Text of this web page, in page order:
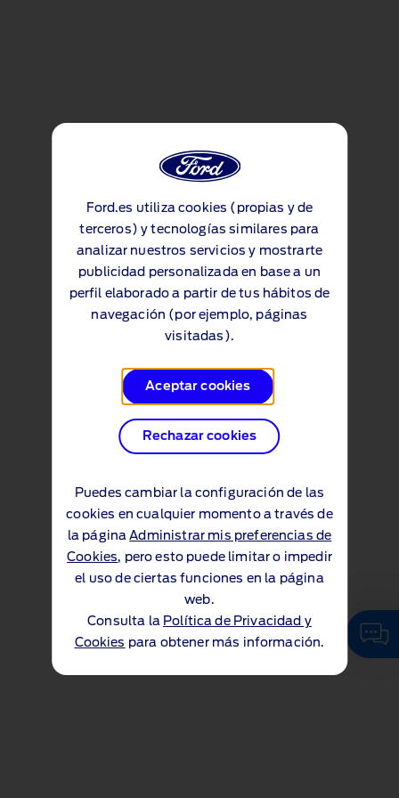
Ford.es utiliza cookies (propias y de
terceros) y tecnologías similares para
analizar nuestros servicios y mostrarte
publicidad personalizada en base a un
perfil elaborado a partir de tus hábitos de
navegación (por ejemplo, páginas
visitadas).
Aceptar cookies
Rechazar cookies
Puedes cambiar la configuración de las
cookies en cualquier momento a través de
la páginaAdministrar mis preferencias de
Cookies, pero esto puede limitar o impedir
el uso de ciertas funciones en la página
web.
Consulta la Política de Privacidad y
Cookies para obtener más información.